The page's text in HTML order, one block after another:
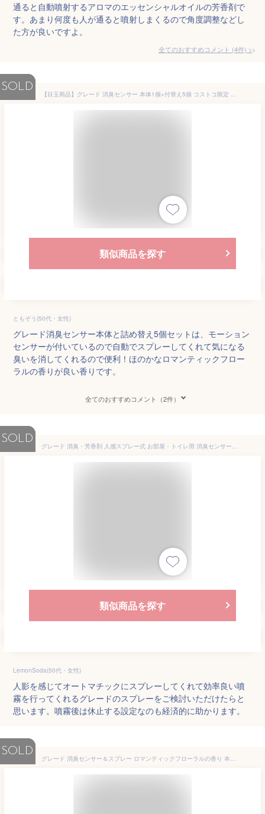
通ると自動噴射するアロマのエッセンシャルオイルの芳香剤で
す。あまり何度も人が通ると噴射しまくるので角度調整などし
た方が良いですよ。
全てのおすすめコメント (4件) >
SOLD
【目玉商品】グレード 消臭センサー 本体1個+付替え5個 コストコ限定 消臭 トイレ 部屋 玄関 芳香剤 ルームフレグランスミスト 消臭スプレー
類似商品を探す
ともぞう(50代・女性)
グレード消臭センサー本体と詰め替え5個セットは、モーション
センサーが付いているので自動でスプレーしてくれて気になる
臭いを消してくれるので便利！ほのかなロマンティックフロー
ラルの香りが良い香りです。
全てのおすすめコメント（2件）
SOLD
グレード 消臭・芳香剤 人感スプレー式 お部屋・トイレ用 消臭センサー&amp;スプレー 本体 フレッシュフローラルの香り 18mL
類似商品を探す
LemonSoda(50代・女性)
人影を感じてオートマチックにスプレーしてくれて効率良い噴
霧を行ってくれるグレードのスプレーをご検討いただけたらと
思います。噴霧後は休止する設定なのも経済的に助かります。
SOLD
グレード 消臭センサー＆スプレー ロマンティックフローラルの香り 本体+付け替え(1セット)【グレード(Glade)】[芳香剤 消臭剤 部屋 トイレ 感知 詰め替え つめかえ]